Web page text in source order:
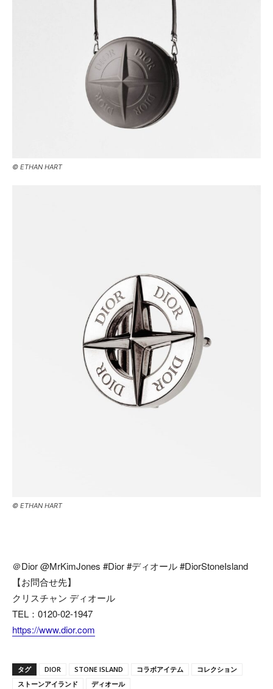
© ETHAN HART
© ETHAN HART
＠Dior @MrKimJones #Dior #ディオール #DiorStoneIsland
【お問合せ先】
クリスチャン ディオール
TEL：0120-02-1947
https://www.dior.com
タグ DIOR STONE ISLAND コラボアイテム
コレクション
ストーンアイランド
ディオール